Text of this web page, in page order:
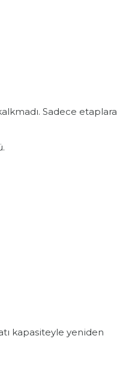
Sadece etaplara
kapasiteyle yeniden